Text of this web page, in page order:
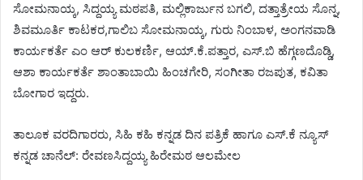
ಸೋಮನಾಯ್ಕ, ಸಿದ್ದಯ್ಯ ಮಠಪತಿ, ಮಲ್ಲಿಕಾರ್ಜುನ ಬಗಲಿ, ದತ್ತಾತ್ರೇಯ ಸೊನ್ನ,
ಶಿವಮೂರ್ತಿ ಕಾಟಕರ,ಗಾಲಿಬ ಸೋಮನಾಯ್ಕ, ಗುರು ನಿಂಬಾಳ, ಅಂಗನವಾಡಿ
ಕಾರ್ಯಕರ್ತೆ ಎಂ ಆರ್ ಕುಲಕರ್ಣಿ, ಆಯ್.ಕೆ.ಪತ್ತಾರ, ಎಸ್.ಬಿ ಹೆಗ್ಗಣದೊಡ್ಡಿ,
ಆಶಾ ಕಾರ್ಯಕರ್ತೆ ಶಾಂತಾಬಾಯಿ ಹಿಂಚಗೇರಿ, ಸಂಗೀತಾ ರಜಪುತ, ಕವಿತಾ
ಬೋಗಾರ ಇದ್ದರು.
ತಾಲೂಕ ವರದಿಗಾರರು, ಸಿಹಿ ಕಹಿ ಕನ್ನಡ ದಿನ ಪತ್ರಿಕೆ ಹಾಗೂ ಎಸ್.ಕೆ ನ್ಯೂಸ್
ಕನ್ನಡ ಚಾನೆಲ್: ರೇವಣಸಿದ್ದಯ್ಯ ಹಿರೇಮಠ ಆಲಮೇಲ